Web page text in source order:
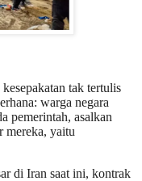
tak tertulis
warga negara
pemerintah, asalkan
mereka, yaitu
di Iran saat ini, kontrak